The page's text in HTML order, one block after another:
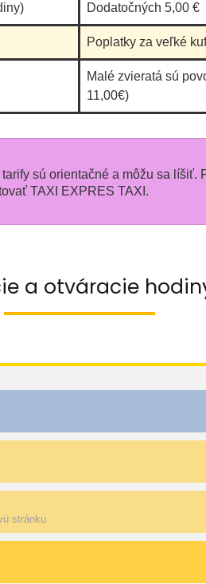
Dodatočných 5,00 €
Poplatky za veľké
Malé zvieratá sú
11,00€)
sú orientačné a môžu sa
TAXI EXPRES TAXI.
a otváracie hodiny
stránku